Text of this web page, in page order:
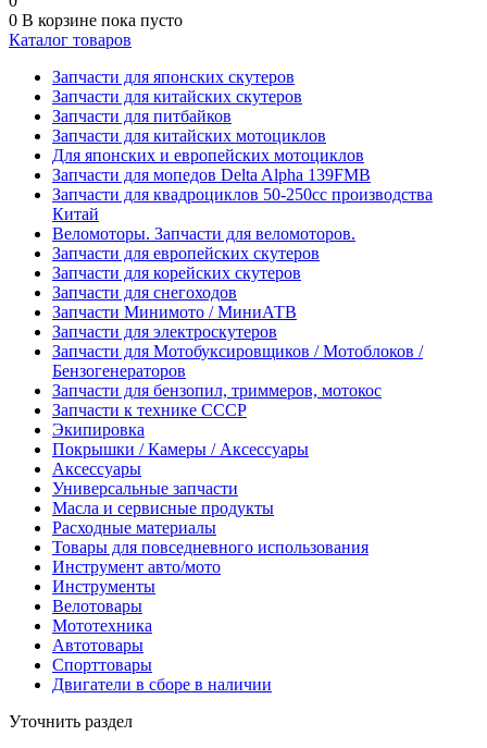
0 В корзине пока пусто
Каталог товаров
Запчасти для японских скутеров
Запчасти для китайских скутеров
Запчасти для питбайков
Запчасти для китайских мотоциклов
Для японских и европейских мотоциклов
Запчасти для мопедов Delta Alpha 139FMB
Запчасти для квадроциклов 50-250сс производства
Китай
Веломоторы. Запчасти для веломоторов.
Запчасти для европейских скутеров
Запчасти для корейских скутеров
Запчасти для снегоходов
Запчасти Минимото / МиниАТВ
Запчасти для электроскутеров
Запчасти для Мотобуксировщиков / Мотоблоков /
Бензогенераторов
Запчасти для бензопил, триммеров, мотокос
Запчасти к технике СССР
Экипировка
Покрышки / Камеры / Аксессуары
Аксессуары
Универсальные запчасти
Масла и сервисные продукты
Расходные материалы
Товары для повседневного использования
Инструмент авто/мото
Инструменты
Велотовары
Мототехника
Автотовары
Спорттовары
Двигатели в сборе в наличии
Уточнить раздел